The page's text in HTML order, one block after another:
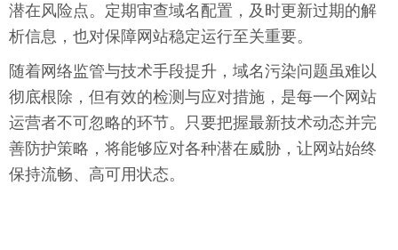
潜在风险点。定期审查域名配置，及时更新过期的解
析信息，也对保障网站稳定运行至关重要。
随着网络监管与技术手段提升，域名污染问题虽难以
彻底根除，但有效的检测与应对措施，是每一个网站
运营者不可忽略的环节。只要把握最新技术动态并完
善防护策略，将能够应对各种潜在威胁，让网站始终
保持流畅、高可用状态。